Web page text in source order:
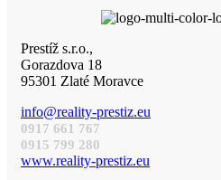
Prestíž s.r.o.,
Gorazdova 18
95301 Zlaté Moravce
info@reality-prestiz.eu
0917 661 767
0915 799 280
www.reality-prestiz.eu